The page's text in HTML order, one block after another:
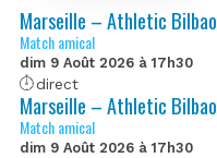
Marseille – Athletic Bilbao
Match amical
dim 9 Août 2026 à 17h30
direct
Marseille – Athletic Bilbao
Match amical
dim 9 Août 2026 à 17h30